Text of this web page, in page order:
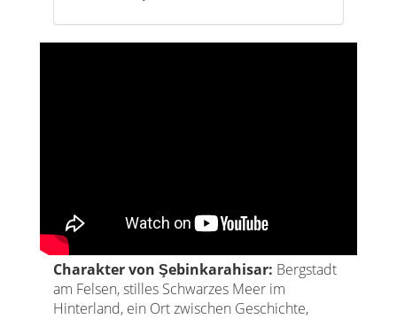
Hinterland, ein Ort zwischen Geschichte,
Handwerk und klarer Bergluft.
Berglandschaft
Burgfelsen & Altstadt
Ruhe & Bergluft
Historische Moscheen
Tamzara-Webkunst